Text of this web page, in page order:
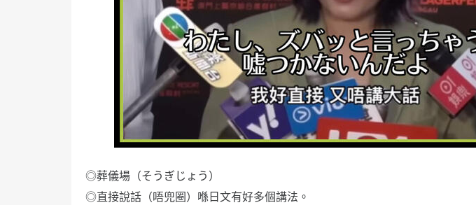
◎葬儀場（そうぎじょう）
◎直接說話（唔兜圈）喺日文有好多個講法。